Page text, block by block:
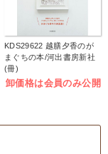
KDS29622 越膳夕香のが
まぐちの本/河出書房新社
(冊)
卸価格は会員のみ公開